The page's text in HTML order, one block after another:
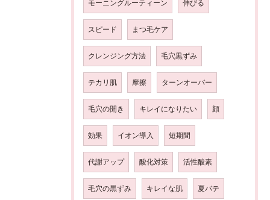
モーニングルーティーン 伸びる
スピード まつ毛ケア
クレンジング方法 毛穴黒ずみ
テカリ肌 摩擦 ターンオーバー
毛穴の開き キレイになりたい 顔
効果 イオン導入 短期間
代謝アップ 酸化対策 活性酸素
毛穴の黒ずみ キレイな肌 夏バテ